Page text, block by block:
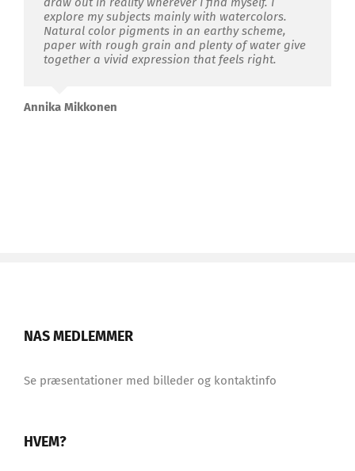
explore my subjects mainly with watercolors.
Natural color pigments in an earthy scheme,
paper with rough grain and plenty of water give
together a vivid expression that feels right.
Annika Mikkonen
NAS MEDLEMMER
Se præsentationer med billeder og kontaktinfo
HVEM?